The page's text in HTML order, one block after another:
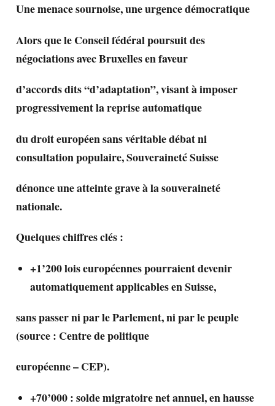
Une menace sournoise, une urgence démocratique
Alors que le Conseil fédéral poursuit des
négociations avec Bruxelles en faveur
d’accords dits “d’adaptation”, visant à imposer
progressivement la reprise automatique
du droit européen sans véritable débat ni
consultation populaire, Souveraineté Suisse
dénonce une atteinte grave à la souveraineté
nationale.
Quelques chiffres clés :
+1’200 lois européennes pourraient devenir
automatiquement applicables en Suisse,
sans passer ni par le Parlement, ni par le peuple
(source : Centre de politique
européenne – CEP).
+70’000 : solde migratoire net annuel, en hausse